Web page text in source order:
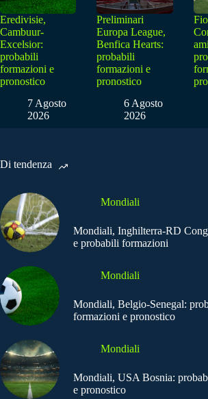
Eredivisie,
Cambuur-
Excelsior:
probabili
formazioni e
pronostico
7 Agosto
2026
Preliminari
Europa League,
Benfica Hearts:
probabili
formazioni e
pronostico
6 Agosto
2026
Di tendenza
Mondiali
Mondiali, Inghilterra-RD
e probabili formazioni
Mondiali
Mondiali, Belgio-Senegal:
formazioni e pronostico
Mondiali
Mondiali, USA Bosnia:
e pronostico